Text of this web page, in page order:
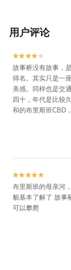
用户评论


故事桥没有故事，
得名。其实只是一
美感。同样也是交
四十，年代是比较
和的布里斯班CBD
另外还有登桥可以


布里斯班的母亲河
貌基本了解了 故事
可以攀爬